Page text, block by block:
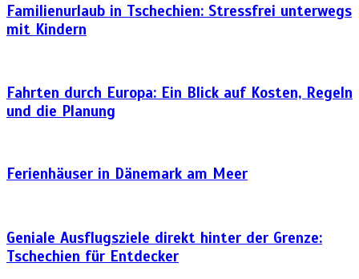
Familienurlaub in Tschechien: Stressfrei unterwegs
mit Kindern
Fahrten durch Europa: Ein Blick auf Kosten, Regeln
und die Planung
Ferienhäuser in Dänemark am Meer
Geniale Ausflugsziele direkt hinter der Grenze:
Tschechien für Entdecker